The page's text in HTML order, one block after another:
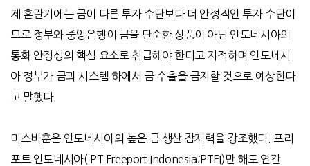
제 혼란기에는 금이 다른 투자 수단보다 더 안정적인 투자 수단이
므로 정부와 중앙은행이 금을 단순한 상품이 아닌 인도네시아의
통화 안정성의 핵심 요소로 취급해야 한다고 지적하며 인도네시
아 정부가 금괴 시스템 하에서 금 수출을 금지할 것으로 예상한다
고 말했다.
미스바훈은 인도네시아의 높은 금 생산 잠재력을 강조했다. 프리
포트 인도네시아( PT Freeport Indonesia;PTFI)만 해도 연간